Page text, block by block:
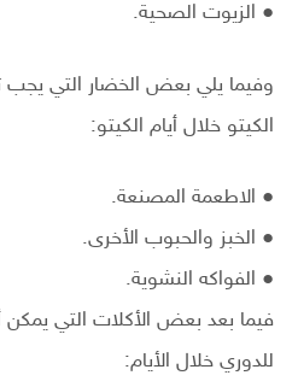
● الزيوت الصحية.
وفيما يلي بعض الخضار التي يجب
الكيتو خلال أيام الكيتو:
● الاطعمة المصنعة.
● الخبز والحبوب الأخرى.
● الفواكه النشوية.
فيما بعد بعض الأكلات التي يمكن
للدوري خلال الأيام: